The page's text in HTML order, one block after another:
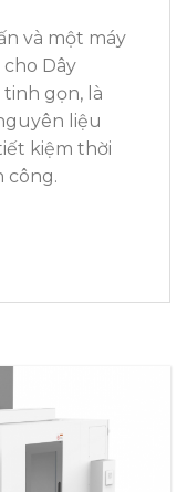
và một máy
Dây
gọn, là
liệu
kiệm thời
công.